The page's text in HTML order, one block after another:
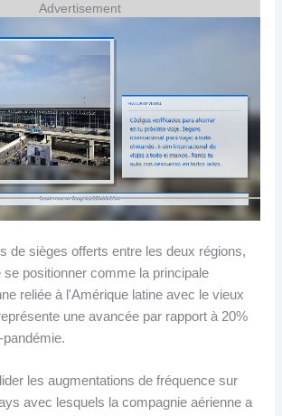
Advertisement
de sièges offerts entre les deux régions,
se positionner comme la principale
reliée à l'Amérique latine avec le vieux
une avancée par rapport à 20%
les augmentations de fréquence sur
avec lesquels la compagnie aérienne a